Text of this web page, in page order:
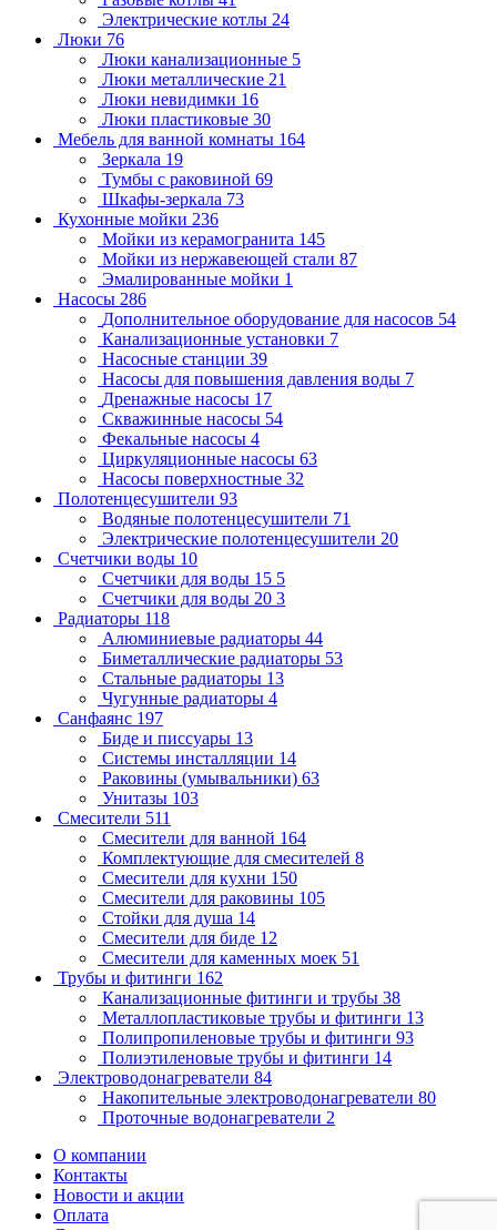
Электрические котлы 24
Люки 76
Люки канализационные 5
Люки металлические 21
Люки невидимки 16
Люки пластиковые 30
Мебель для ванной комнаты 164
Зеркала 19
Тумбы с раковиной 69
Шкафы-зеркала 73
Кухонные мойки 236
Мойки из керамогранита 145
Мойки из нержавеющей стали 87
Эмалированные мойки 1
Насосы 286
Дополнительное оборудование для насосов 54
Канализационные установки 7
Насосные станции 39
Насосы для повышения давления воды 7
Дренажные насосы 17
Скважинные насосы 54
Фекальные насосы 4
Циркуляционные насосы 63
Насосы поверхностные 32
Полотенцесушители 93
Водяные полотенцесушители 71
Электрические полотенцесушители 20
Счетчики воды 10
Счетчики для воды 15 5
Счетчики для воды 20 3
Радиаторы 118
Алюминиевые радиаторы 44
Биметаллические радиаторы 53
Стальные радиаторы 13
Чугунные радиаторы 4
Санфаянс 197
Биде и писсуары 13
Системы инсталляции 14
Раковины (умывальники) 63
Унитазы 103
Смесители 511
Смесители для ванной 164
Комплектующие для смесителей 8
Смесители для кухни 150
Смесители для раковины 105
Стойки для душа 14
Смесители для биде 12
Смесители для каменных моек 51
Трубы и фитинги 162
Канализационные фитинги и трубы 38
Металлопластиковые трубы и фитинги 13
Полипропиленовые трубы и фитинги 93
Полиэтиленовые трубы и фитинги 14
Электроводонагреватели 84
Накопительные электроводонагреватели 80
Проточные водонагреватели 2
О компании
Контакты
Новости и акции
Оплата